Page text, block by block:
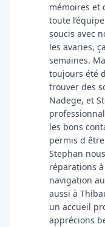
mémoires et
toute
soucis avec
les avaries,
semaines.
toujours été
trouver des
Nadege, et
les bons
permis d
Stephan
réparations
navigation
aussi à
un accueil
apprécions